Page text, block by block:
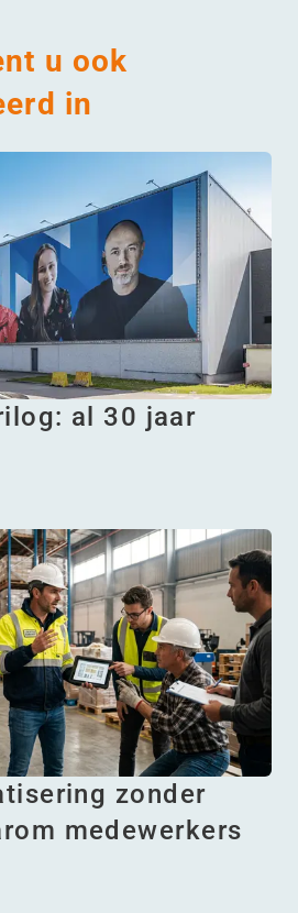
u ook
in
al 30 jaar
zonder
medewerkers